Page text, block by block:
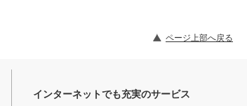
ページ上部へ戻る
インターネットでも充実のサービス